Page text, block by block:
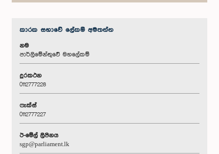
කාරක සභා‌වේ ලේකම් අමතන්න
නම
පාර්ලිමේන්තුවේ මහලේකම්
දුරකථන
0112777228
ෆැක්ස්
0112777227
ඊ-මේල් ලිපිනය
sgp@parliament.lk